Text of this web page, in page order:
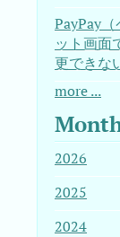
PayPay
ット画面
更できな
more ...
2026
2025
2024